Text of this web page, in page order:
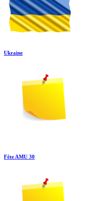
Ukraine
Fête AMU 30